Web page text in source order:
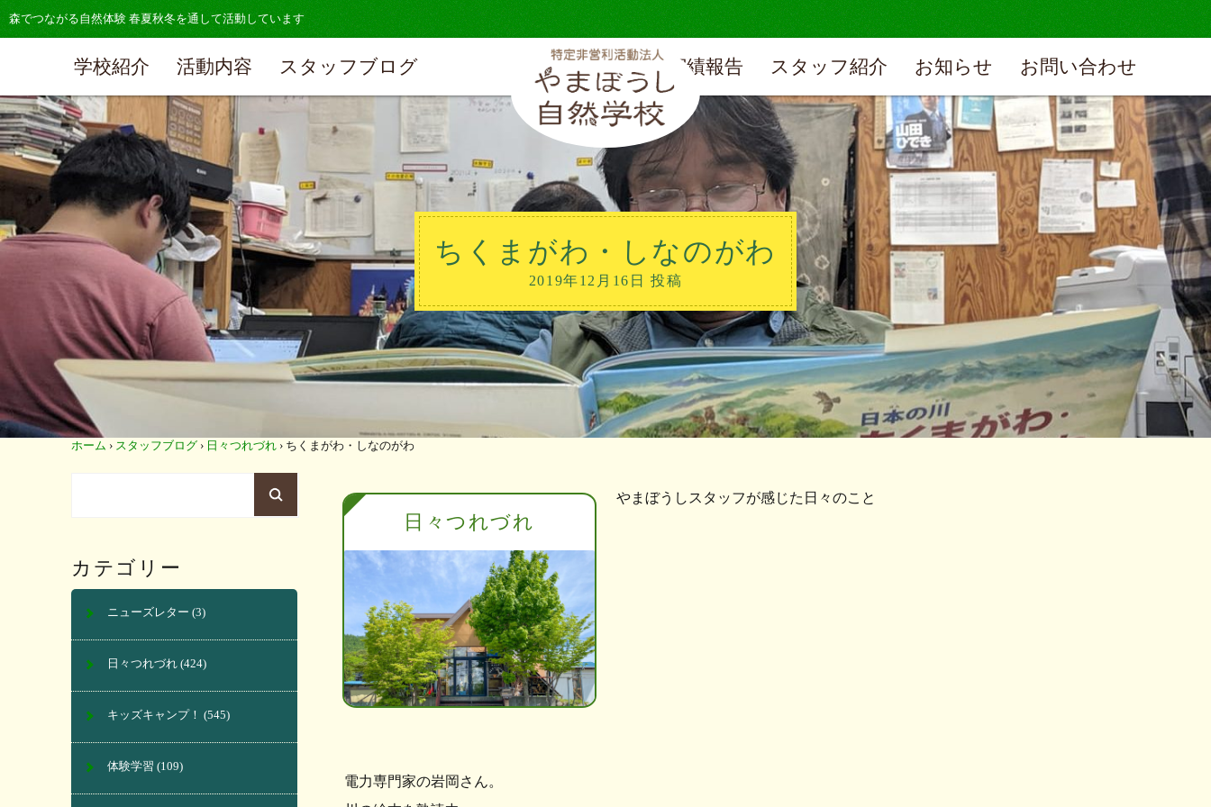
森でつながる自然体験 春夏秋冬を通して活動しています
学校紹介 活動内容 スタッフブログ 実績報告 スタッフ紹介 お知らせ お問い合わせ
ちくまがわ・しなのがわ
2019年12月16日 投稿
ホーム › スタッフブログ › 日々つれづれ › ちくまがわ・しなのがわ
日々つれづれ
やまぼうしスタッフが感じた日々のこと
電力専門家の岩岡さん。
カテゴリー
ニューズレター (3)
日々つれづれ (424)
キッズキャンプ！ (545)
体験学習 (109)